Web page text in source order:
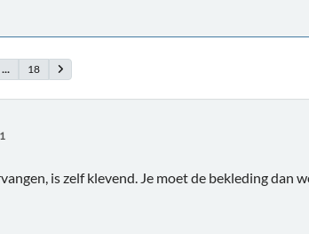
... 18
is zelf klevend. Je moet de bekleding dan